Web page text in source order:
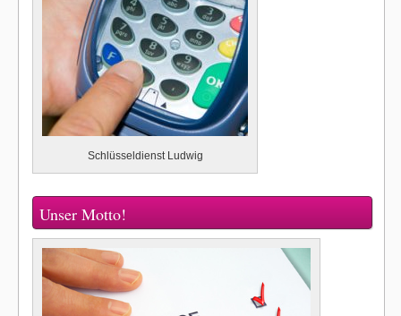
Schlüsseldienst Ludwig
Unser Motto!